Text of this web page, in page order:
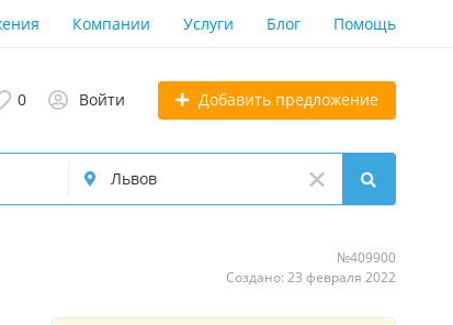
Компании Услуги Блог Помощь
0 Войти Добавить предложение
№409900
Создано: 23 февраля 2022